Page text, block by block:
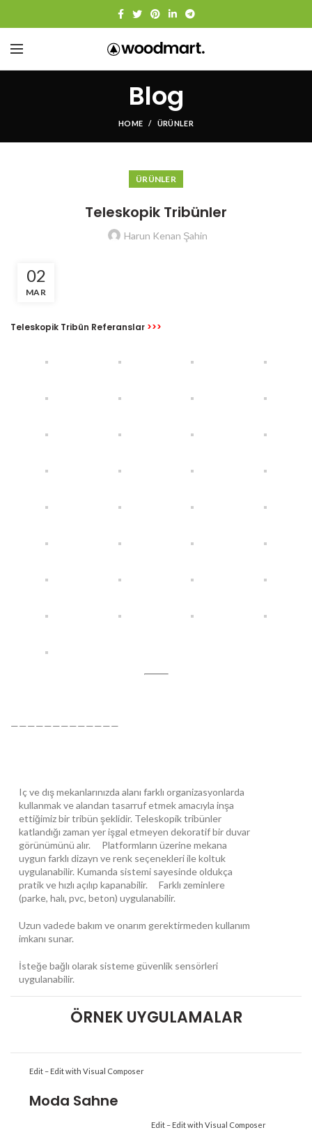
Blog
HOME ÜRÜNLER
ÜRÜNLER
Teleskopik Tribünler
Harun Kenan Şahin
02
MAR
Teleskopik Tribün Referanslar >>>
—————————————
Iç ve dış mekanlarınızda alanı farklı organizasyonlarda
kullanmak ve alandan tasarruf etmek amacıyla inşa
ettiğimiz bir tribün şeklidir. Teleskopik tribünler
katlandığı zaman yer işgal etmeyen dekoratif bir duvar
görünümünü alır. Platformların üzerine mekana
uygun farklı dizayn ve renk seçenekleri ile koltuk
uygulanabilir. Kumanda sistemi sayesinde oldukça
pratik ve hızlı açılıp kapanabilir. Farklı zeminlere
(parke, halı, pvc, beton) uygulanabilir.
Uzun vadede bakım ve onarım gerektirmeden kullanım
imkanı sunar.
İsteğe bağlı olarak sisteme güvenlik sensörleri
uygulanabilir.
ÖRNEK UYGULAMALAR
Edit – Edit with Visual Composer
Moda Sahne
Edit – Edit with Visual Composer